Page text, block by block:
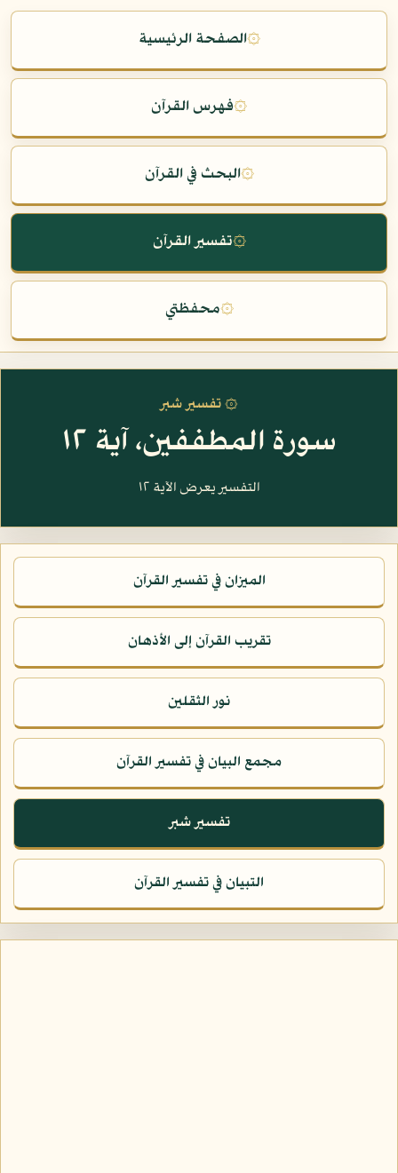
۞الصفحة الرئيسية
۞فهرس القرآن
۞البحث في القرآن
۞تفسير القرآن
۞محفظتي
۞ تفسير شبر
سورة المطففين، آية ١٢
التفسير يعرض الآية ١٢
الميزان في تفسير القرآن
تقريب القرآن إلى الأذهان
نور الثقلين
مجمع البيان في تفسير القرآن
تفسير شبر
التبيان في تفسير القرآن